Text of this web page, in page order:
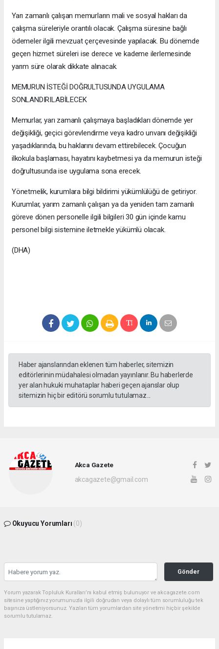
Yarı zamanlı çalışan memurların mali ve sosyal hakları da
çalışma süreleriyle orantılı olacak. Çalışma süresine bağlı
ödemeler ilgili mevzuat çerçevesinde yapılacak. Bu dönemde
geçen hizmet süreleri ise derece ve kademe ilerlemesinde
yarım süre olarak dikkate alınacak.
MEMURUN İSTEĞİ DOĞRULTUSUNDA UYGULAMA
SONLANDIRILABİLECEK
Memurlar, yarı zamanlı çalışmaya başladıkları dönemde yer
değişikliği, geçici görevlendirme veya kadro unvanı değişikliği
yaşadıklarında, bu haklarını devam ettirebilecek. Çocuğun
ilkokula başlaması, hayatını kaybetmesi ya da memurun isteği
doğrultusunda ise uygulama sona erecek.
Yönetmelik, kurumlara bilgi bildirimi yükümlülüğü de getiriyor.
Kurumlar, yarım zamanlı çalışan ya da yeniden tam zamanlı
göreve dönen personelle ilgili bilgileri 30 gün içinde kamu
personel bilgi sistemine iletmekle yükümlü olacak.
(DHA)
Haber ajanslarından eklenen tüm haberler, sitemizin
editörlerinin müdahalesi olmadan yayınlanır. Bu haberlerde
yer alan hukuki muhataplar haberi geçen ajanslar olup
sitemizin hiç bir editörü sorumlu tutulamaz...
Akca Gazete
akcagazete@gmail.com
Okuyucu Yorumları (0)
Gönder
Yorum yazarak Topluluk Kuralları’nı kabul etmiş bulunuyor ve akcagazete.com
sitesine yaptığınız yorumunuzla ilgili doğrudan veya dolaylı tüm sorumluluğu tek
başınıza üstleniyorsunuz. Yazılan tüm yorumlardan site yönetimi hiçbir şekilde
sorumlu tutulamaz.